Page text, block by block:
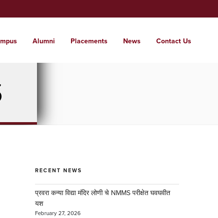
Alumni Placements News Contact Us
of the institute
a world where students are nurtured into
citizens with local roots.
of institutes from KG to PG and
. . .
campus for care free learning.
RECENT NEWS
प्रवरा कन्या विद्या मंदिर लोणी चे NMMS परीक्षेत घवघवीत
यश
February 27, 2026